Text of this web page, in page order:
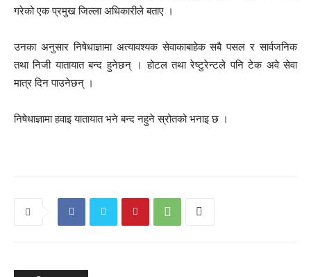
गरेको एक प्रमुख जिल्ला अधिकारीले बताए ।
उनका अनुसार निषेधाज्ञामा अत्यावश्यक सेवाकाबाहेक सबै पसल र सार्वजनिक
तथा निजी यातायात बन्द हुनेछन् । होटल तथा रेष्टुरेन्टले पनि टेक अवे सेवा
मात्र दिन पाउनेछन् ।
निषेधाज्ञामा हवाइ यातायात भने बन्द नहुने स्रोतको भनाइ छ ।